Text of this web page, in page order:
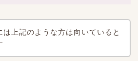
は上記のような方は向いていると